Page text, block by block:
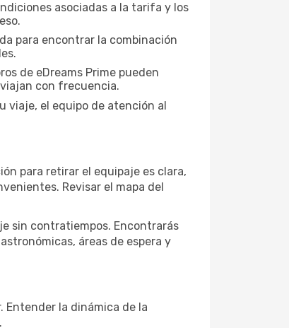
asociadas a la tarifa y los
para encontrar la combinación
de eDreams Prime pueden
con frecuencia.
viaje, el equipo de atención al
para retirar el equipaje es clara,
Revisar el mapa del
sin contratiempos. Encontrarás
áreas de espera y
Entender la dinámica de la